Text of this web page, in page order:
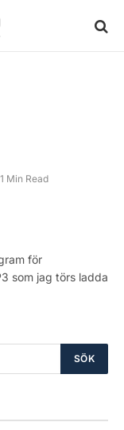
1 Min Read
för
som jag törs ladda